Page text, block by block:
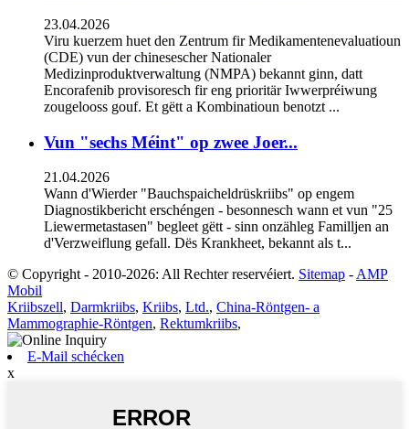
23.04.2026
Viru kuerzem huet den Zentrum fir Medikamentenevaluatioun
(CDE) vun der chinesescher Nationaler
Medizinproduktverwaltung (NMPA) bekannt ginn, datt
Encorafenib provisoresch fir eng prioritär Iwwerpréiwung
zougelooss gouf. Et gëtt a Kombinatioun benotzt ...
Vun "sechs Méint" op zwee Joer...
21.04.2026
Wann d'Wierder "Bauchspaicheldrüskriibs" op engem
Diagnostikbericht erschéngen - besonnesch wann et vun "25
Liewermetastasen" begleet gëtt - sinn onzähleg Familljen an
d'Verzweiflung gefall. Dës Krankheet, bekannt als t...
© Copyright - 2010-2026: All Rechter reservéiert. Sitemap -AMP
Mobil
Kriibszell, Darmkriibs, Kriibs, Ltd., China-Röntgen- a
Mammographie-Röntgen, Rektumkriibs,
E-Mail schécken
x